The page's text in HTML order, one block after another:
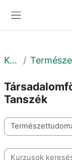
Kurzusok
Tanszék
Kurzuskategóriák
Kurzusok keresése